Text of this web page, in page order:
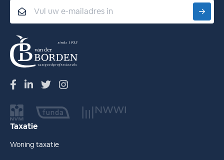
Email
Taxatie
Woning taxatie